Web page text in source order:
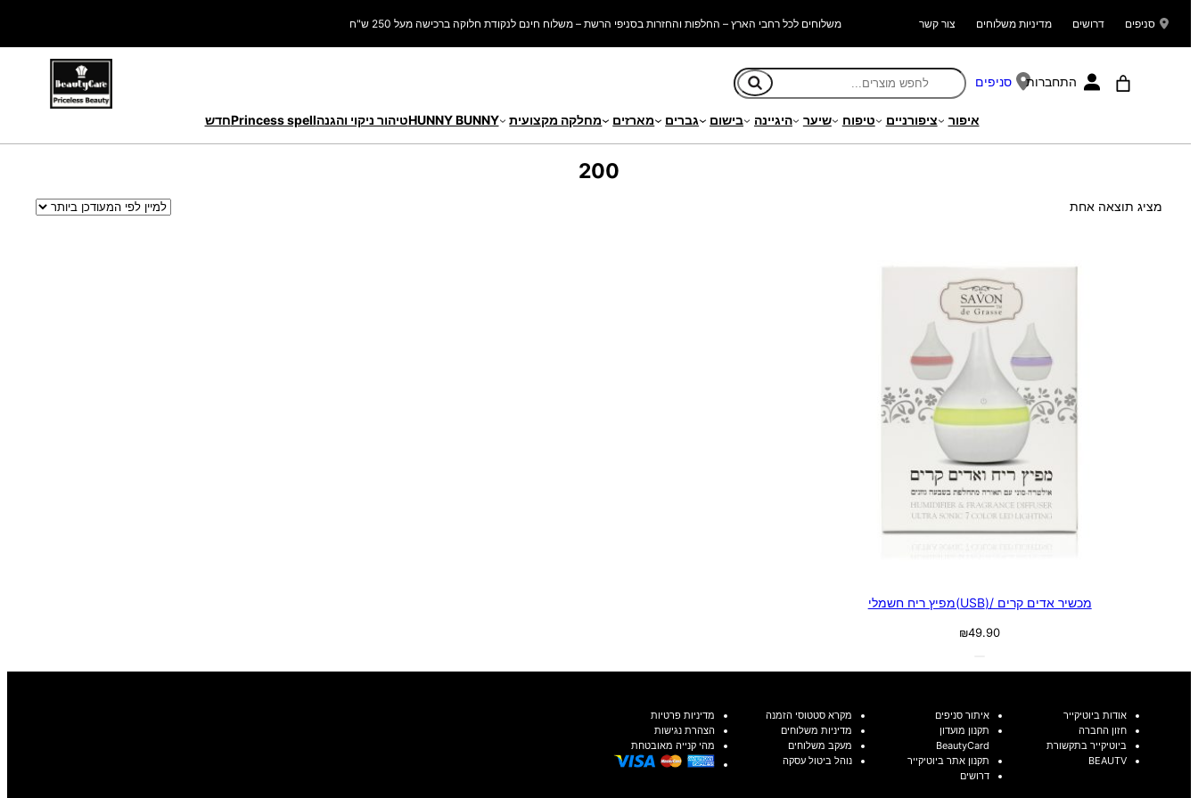
סניפים דרושים מדיניות משלוחים צור קשר משלוחים לכל רחבי הארץ – החלפות והחזרות בסניפי הרשת – משלוח חינם לנקודת חלוקה ברכישה מעל 250 ש"ח
התחברות סניפים
איפור ציפורניים טיפוח שיער היגיינה בישום גברים מארזים מחלקה מקצועית HUNNY BUNNYטיהור ניקוי והגנהPrincess spellחדש
200
מציג תוצאה אחת
מכשיר אדים קרים /(USB)מפיץ ריח חשמלי
₪49.90
אודות ביוטיקייר
חזון החברה
ביוטיקייר בתקשורת
BEAUTV
איתור סניפים
תקנון מועדון
BeautyCard
תקנון אתר ביוטיקייר
דרושים
מקרא סטטוסי הזמנה
מדיניות משלוחים
מעקב משלוחים
נוהל ביטול עסקה
מדיניות פרטיות
הצהרת נגישות
מהי קנייה מאובטחת